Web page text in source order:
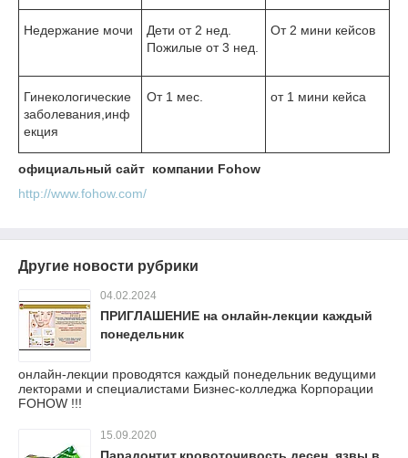
Недержание мочи
Дети от 2 нед.
Пожилые от 3 нед.
От 2 мини кейсов
Гинекологические
заболевания,инф
екция
От 1 мес. от 1 мини кейса
официальный сайт компании Fohow
http://www.fohow.com/
Другие новости рубрики
04.02.2024
ПРИГЛАШЕНИЕ на онлайн-лекции каждый
понедельник
онлайн-лекции проводятся каждый понедельник ведущими
лекторами и специалистами Бизнес-колледжа Корпорации
FOHOW !!!
15.09.2020
Парадонтит,кровоточивость десен, язвы в